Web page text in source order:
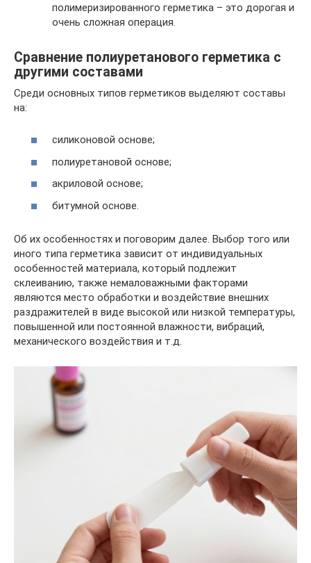
полимеризированного герметика – это дорогая и
очень сложная операция.
Сравнение полиуретанового герметика с
другими составами
Среди основных типов герметиков выделяют составы
на:
силиконовой основе;
полиуретановой основе;
акриловой основе;
битумной основе.
Об их особенностях и поговорим далее. Выбор того или
иного типа герметика зависит от индивидуальных
особенностей материала, который подлежит
склеиванию, также немаловажными факторами
являются место обработки и воздействие внешних
раздражителей в виде высокой или низкой температуры,
повышенной или постоянной влажности, вибраций,
механического воздействия и т.д.